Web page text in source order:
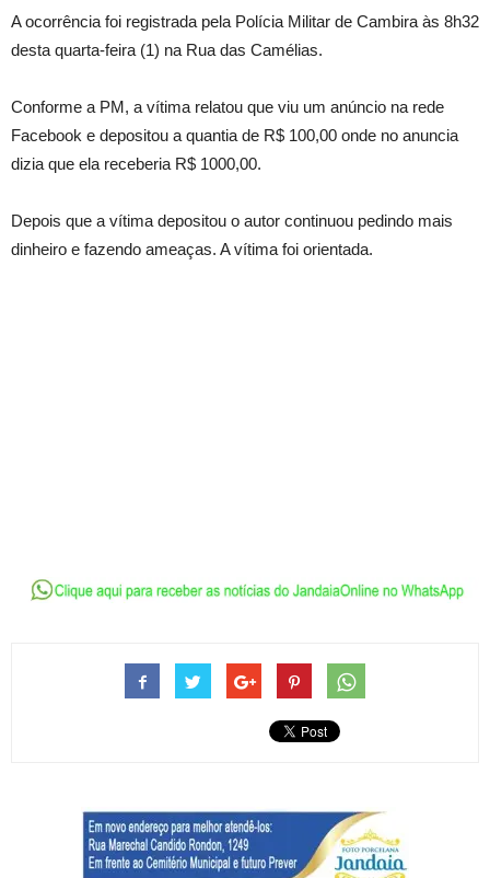
A ocorrência foi registrada pela Polícia Militar de Cambira às 8h32
desta quarta-feira (1) na Rua das Camélias.
Conforme a PM, a vítima relatou que viu um anúncio na rede
Facebook e depositou a quantia de R$ 100,00 onde no anuncia
dizia que ela receberia R$ 1000,00.
Depois que a vítima depositou o autor continuou pedindo mais
dinheiro e fazendo ameaças. A vítima foi orientada.